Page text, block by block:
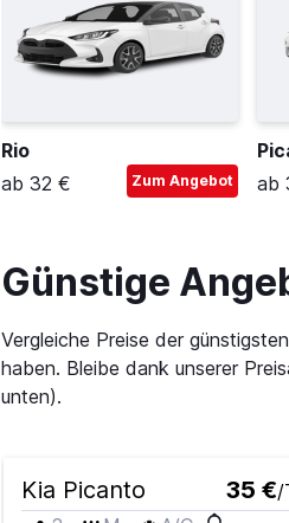
Rio
ab 32 €
Zum Angebot
ab
Günstige
Vergleiche Preise der
haben. Bleibe dank unserer
unten).
Kia Picanto 35 €/